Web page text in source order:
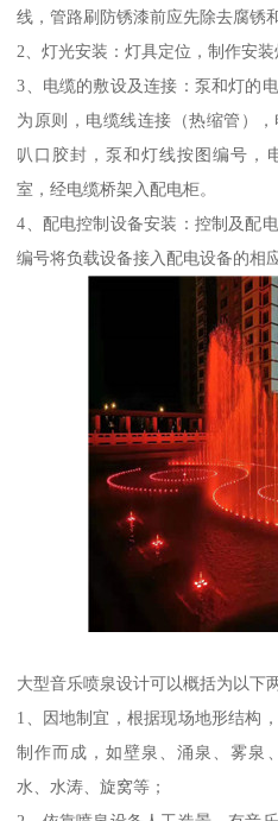
线，管路刷防锈漆前应先除去腐锈
2、灯光安装：灯具定位，制作安装
3、电缆的敷设及连接：泵和灯的
为原则，电缆线连接（热缩管）
叭口胶封，泵和灯线按图编号，
室，经电缆桥架入配电柜。
4、配电控制设备安装：控制及配
编号将负载设备接入配电设备的相
大型音乐喷泉设计可以概括为以下
1、因地制宜，根据现场地形结构
制作而成，如壁泉、涌泉、雾泉
水、水涛、旋窝等；